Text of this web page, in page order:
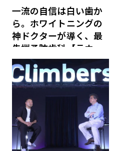
一流の自信は白い歯か
ら。ホワイトニングの
神ドクターが導く、最
先端予防歯科【ラウン
ジ会員特典あり】